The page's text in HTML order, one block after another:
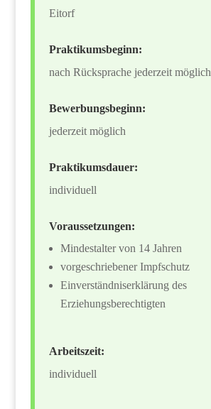
Eitorf
Praktikumsbeginn:
nach Rücksprache jederzeit möglich
Bewerbungsbeginn:
jederzeit möglich
Praktikumsdauer:
individuell
Voraussetzungen:
Mindestalter von 14 Jahren
vorgeschriebener Impfschutz
Einverständniserklärung des
Erziehungsberechtigten
Arbeitszeit:
individuell